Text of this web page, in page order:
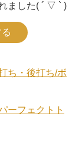
ました( ´ ▽ ` )
ち・後打ち/ボ
ーフェクトト